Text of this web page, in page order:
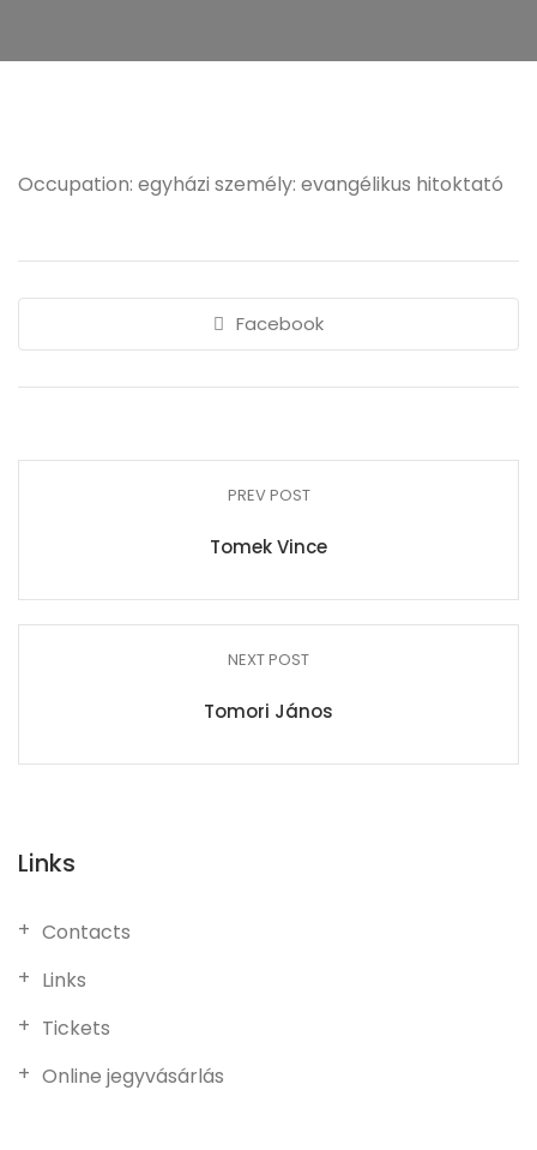
Occupation: egyházi személy: evangélikus hitoktató
Facebook
PREV POST
Tomek Vince
NEXT POST
Tomori János
Links
Contacts
Links
Tickets
Online jegyvásárlás